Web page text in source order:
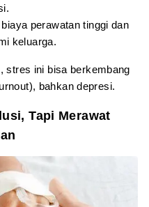
perawatan tinggi dan
keluarga.
stres ini bisa berkembang
bahkan depresi.
Tapi Merawat